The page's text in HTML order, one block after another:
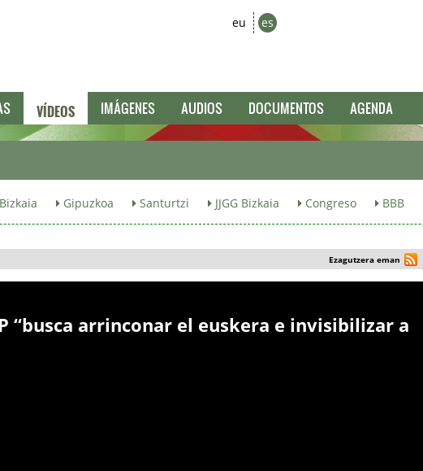
eu es
VÍDEOS IMÁGENES AUDIOS DOCUMENTOS AGENDA
Bizkaia Gipuzkoa Santurtzi JJGG Bizkaia Congreso BBB
Ezagutzera eman
“busca arrinconar el euskera e invisibilizar a